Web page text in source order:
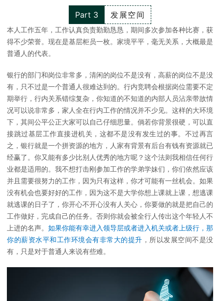
Part 3 发展空间
本人工作五年，工作认真负责勤勤恳恳，期间多次参加各种比赛，获
得不少荣誉。现在是基层柜员一枚。家境平平，毫无关系，大概最是
普通人的代表。
银行的部门和岗位非常多，清闲的岗位不是没有，高薪的岗位不是没
有，只不过是一个普通人很难达到的。行内竞聘会根据岗位需要不定
期举行，行内关系错综复杂，你知道的不知道的内部人员沾亲带故情
况可以说非常多，家人全在行内工作的情况并不少见。这样的大环境
下，其间公平公正大家可以自己仔细思量。倘若你背景很硬，可以直
接跳过基层工作直接进机关，这都不是没有发生过的事。不过再言
之，银行就是一个拼资源的地方，人家有背景有后台有钱有资源就已
经赢了。你又能有多少比别人优秀的地方呢？这个法则我相信任何行
业都是适用的。我不想打击刚参加工作的学弟学妹们，你们依然应该
并且需要很努力的工作，因为只有这样，你才可能有一丝机会。如果
没有机会也要好好的工作，因为这不是大学你想上课就上课，想逃课
就逃课的日子了，你开心不开心没有人关心，你要做的就是把自己的
工作做好，完成自己的任务。否则你就会被全行人传出这个年轻人不
上进的名声。 如果你能有幸进入领导层或者进入机关或者上级行，那
你的薪资水平和工作环境会有非常大的提升 ，所以发展空间不是没
有，只是对于普通人来说有些难。